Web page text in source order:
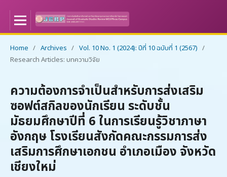
Home / Archives / Vol. 10 No. 1 (2024): ปีที่ 10 ฉบับที่ 1 (2567) /
Research Articles: บทความวิจัย
ความต้องการจำเป็นสำหรับการส่งเสริม
ซอฟต์สกิลของนักเรียน ระดับชั้น
มัธยมศึกษาปีที่ 6 ในการเรียนรู้วิชาภาษา
อังกฤษ โรงเรียนสังกัดคณะกรรมการส่ง
เสริมการศึกษาเอกชน อำเภอเมือง จังหวัด
เชียงใหม่